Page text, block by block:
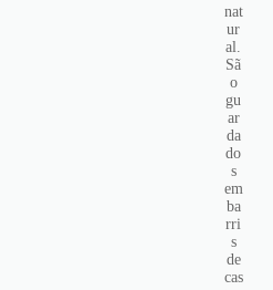
nat
ur
al.
Sã
o
gu
ar
da
do
s
em
ba
rri
s
de
cas